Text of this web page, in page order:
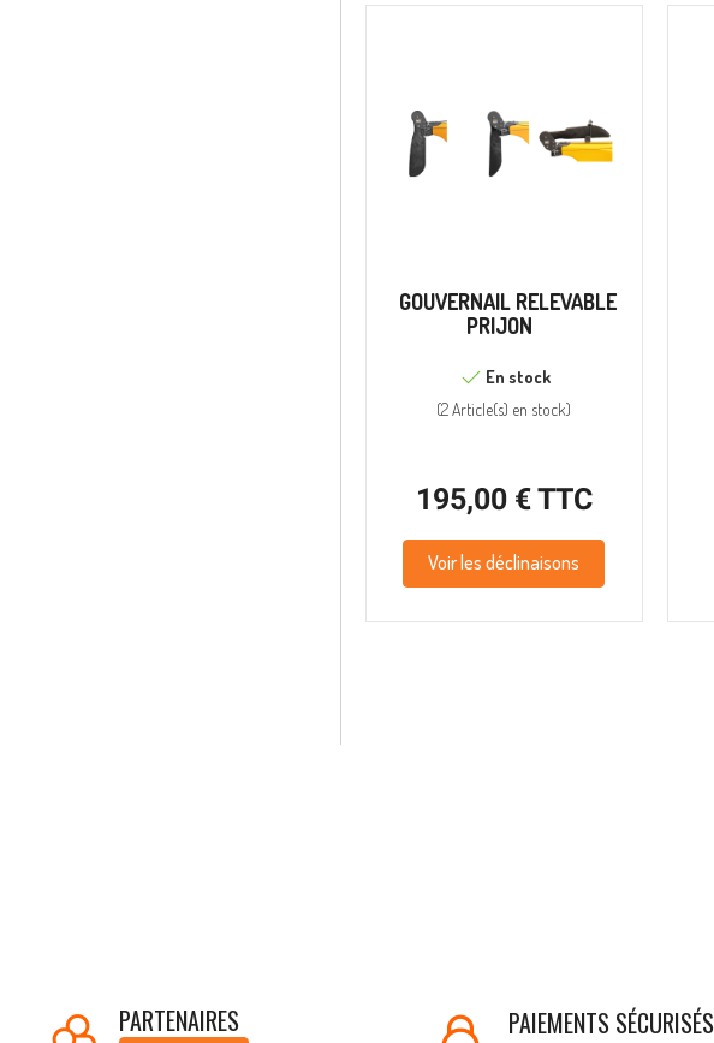
GOUVERNAIL RELEVABLE
PRIJON
En stock
(2 Article(s) en stock)
195,00 € TTC
Voir les déclinaisons
PARTENAIRES PAIEMENTS SÉCURISÉS